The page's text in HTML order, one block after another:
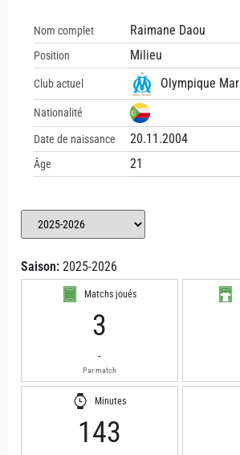
Nom complet Raimane Daou
Position Milieu
Club actuel Olympique
Nationalité
Date de naissance 20.11.2004
Âge 21
Saison: 2025-2026
Matchs joués
3
-
Par match
Minutes
143